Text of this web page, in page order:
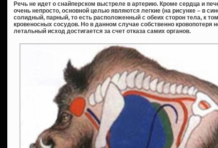
Речь не идет о снайперском выстреле в артерию. Кроме сердца и
очень непросто, основной целью являются легкие (на рисунке – в
солидный, парный, то есть расположенный с обеих сторон тела, к
кровеносных сосудов. Но в данном случае собственно кровопотеря
летальный исход достигается за счет отказа самих органов.